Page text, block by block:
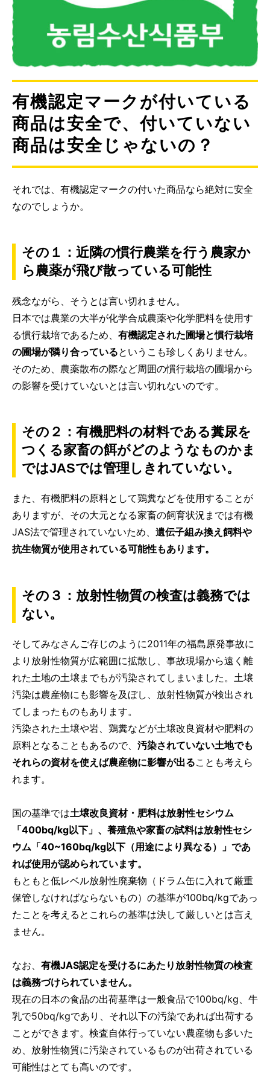
有機認定マークが付いている
商品は安全で、付いていない
商品は安全じゃないの？
それでは、有機認定マークの付いた商品なら絶対に安全
なのでしょうか。
その１：近隣の慣行農業を行う農家か
ら農薬が飛び散っている可能性
残念ながら、そうとは言い切れません。
日本では農業の大半が化学合成農薬や化学肥料を使用す
る慣行栽培であるため、 有機認定された圃場と慣行栽培
の圃場が隣り合っているというこも珍しくありません。
そのため、農薬散布の際など周囲の慣行栽培の圃場から
の影響を受けていないとは言い切れないのです。
その２：有機肥料の材料である糞尿を
つくる家畜の餌がどのようなものかま
ではJASでは管理しきれていない。
また、有機肥料の原料として鶏糞などを使用することが
ありますが、その大元となる家畜の飼育状況までは有機
JAS法で管理されていないため、 遺伝子組み換え飼料や
抗生物質が使用されている可能性もあります。
その３：放射性物質の検査は義務では
ない。
そしてみなさんご存じのように2011年の福島原発事故に
より放射性物質が広範囲に拡散し、事故現場から遠く離
れた土地の土壌までもが汚染されてしまいました。土壌
汚染は農産物にも影響を及ぼし、放射性物質が検出され
てしまったものもあります。
汚染された土壌や岩、鶏糞などが土壌改良資材や肥料の
原料となることもあるので、 汚染されていない土地でも
それらの資材を使えば農産物に影響が出ることも考えら
れます。
国の基準では土壌改良資材・肥料は放射性セシウム
「400bq/kg以下」、養殖魚や家畜の試料は放射性セシ
ウム「40~160bq/kg以下（用途により異なる）」であ
れば使用が認められています。
もともと低レベル放射性廃棄物（ドラム缶に入れて厳重
保管しなければならないもの）の基準が100bq/kgであっ
たことを考えるとこれらの基準は決して厳しいとは言え
ません。
なお、 有機JAS認定を受けるにあたり放射性物質の検査
は義務づけられていません。
現在の日本の食品の出荷基準は一般食品で100bq/kg、牛
乳で50bq/kgであり、それ以下の汚染であれば出荷する
ことができます。検査自体行っていない農産物も多いた
め、放射性物質に汚染されているものが出荷されている
可能性はとても高いのです。